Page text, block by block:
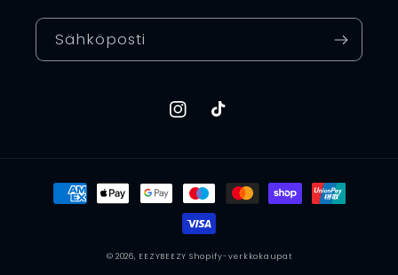
Sähköposti
Instagram
TikTok
Maksutavat
© 2026, EEZYBEEZY Shopify-verkkokaupat